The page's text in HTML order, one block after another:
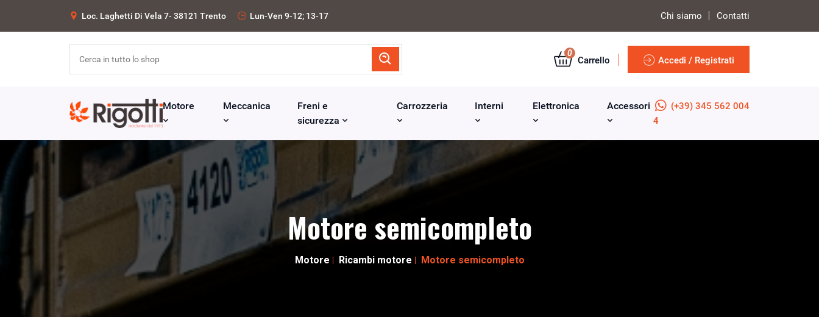
Loc. Laghetti Di Vela 7- 38121 Trento Lun-Ven 9-12; 13-17 Chi siamo Contatti
0
Carrello Accedi / Registrati
Motore Meccanica
Freni e
sicurezza
Carrozzeria Interni Elettronica Accessori
(+39) 345 562 004
4
Motore semicompleto
Motore Ricambi motore Motore semicompleto